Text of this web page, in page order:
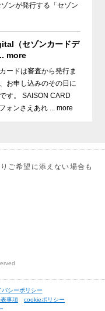
ンが発行する「セゾン
（セゾンカードデ
more
ードは審査から発行ま
お申し込みのその日に
す。 SAISON CARD
ォンさえあれ ... more
ご希望に添えない場合も
バシーポリシー
事項
cookieポリシー